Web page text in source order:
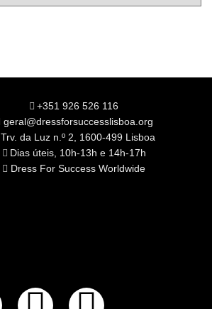
+351 926 526 116
geral@dressforsuccesslisboa.org
Trv. da Luz n.º 2, 1600-499 Lisboa
Dias úteis, 10h-13h e 14h-17h
Dress For Success Worldwide